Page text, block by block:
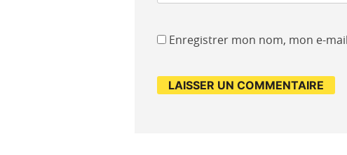
Enregistrer mon nom, mon e-